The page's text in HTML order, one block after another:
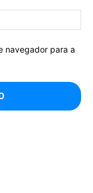
navegador para a